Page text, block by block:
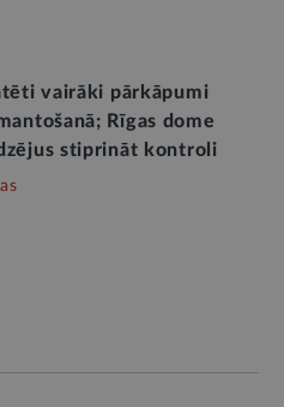
vairāki pārkāpumi
Rīgas dome
stiprināt kontroli